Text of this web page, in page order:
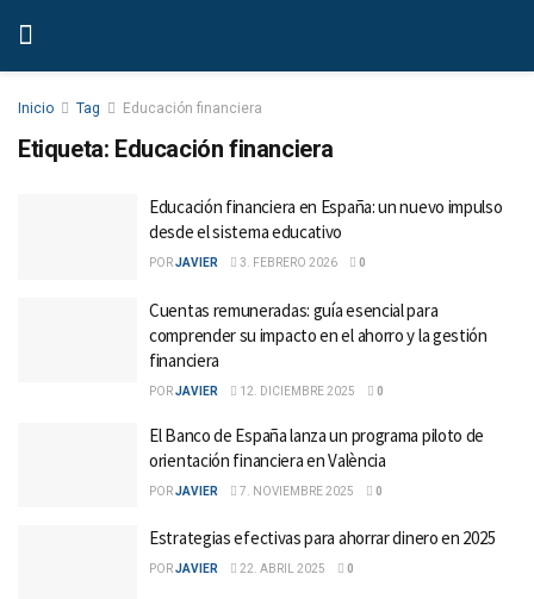
Inicio Tag Educación financiera
Etiqueta: Educación financiera
Educación financiera en España: un nuevo impulso
desde el sistema educativo
PORJAVIER 3. FEBRERO 2026 0
Cuentas remuneradas: guía esencial para
comprender su impacto en el ahorro y la gestión
financiera
PORJAVIER 12. DICIEMBRE 2025 0
El Banco de España lanza un programa piloto de
orientación financiera en València
PORJAVIER 7. NOVIEMBRE 2025 0
Estrategias efectivas para ahorrar dinero en 2025
PORJAVIER 22. ABRIL 2025 0